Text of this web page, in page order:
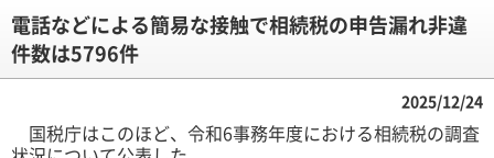
電話などによる簡易な接触で相続税の申告漏れ非違
件数は5796件
2025/12/24
国税庁はこのほど、令和6事務年度における相続税の調査